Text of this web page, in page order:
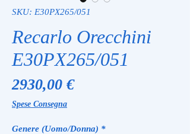
SKU: E30PX265/051
Recarlo Orecchini
E30PX265/051
2930,00 €Prezzo
Spese Consegna
Genere (Uomo/Donna) *